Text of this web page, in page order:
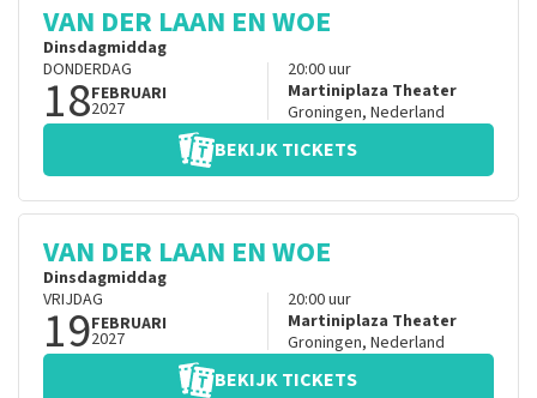
VAN DER LAAN EN WOE
Dinsdagmiddag
DONDERDAG
18FEBRUARI
2027
20:00uur
Martiniplaza Theater
Groningen, Nederland
BEKIJK TICKETS
VAN DER LAAN EN WOE
Dinsdagmiddag
VRIJDAG
19FEBRUARI
2027
20:00uur
Martiniplaza Theater
Groningen, Nederland
BEKIJK TICKETS